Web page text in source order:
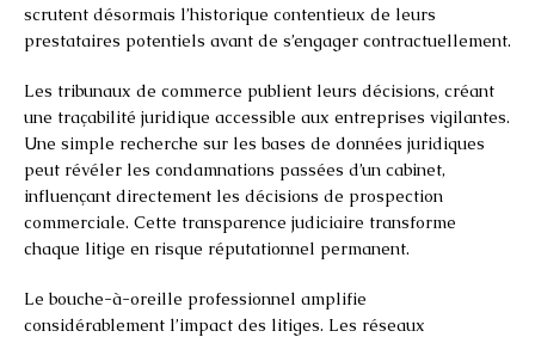
scrutent désormais l’historique contentieux de leurs
prestataires potentiels avant de s’engager contractuellement.
Les tribunaux de commerce publient leurs décisions, créant
une traçabilité juridique accessible aux entreprises vigilantes.
Une simple recherche sur les bases de données juridiques
peut révéler les condamnations passées d’un cabinet,
influençant directement les décisions de prospection
commerciale. Cette transparence judiciaire transforme
chaque litige en risque réputationnel permanent.
Le bouche-à-oreille professionnel amplifie
considérablement l’impact des litiges. Les réseaux